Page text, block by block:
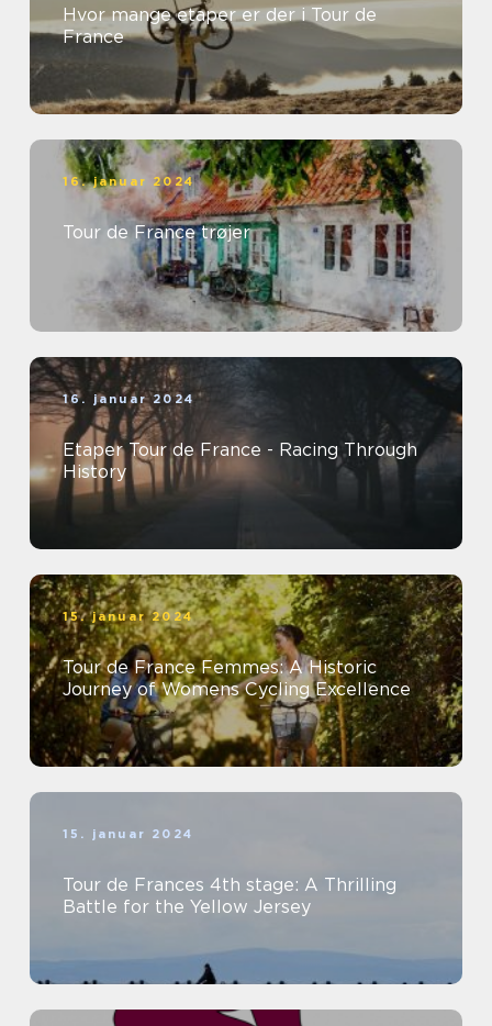
Hvor mange etaper er der i Tour de
France
16. januar 2024
Tour de France trøjer
16. januar 2024
Etaper Tour de France - Racing Through
History
15. januar 2024
Tour de France Femmes: A Historic
Journey of Womens Cycling Excellence
15. januar 2024
Tour de Frances 4th stage: A Thrilling
Battle for the Yellow Jersey